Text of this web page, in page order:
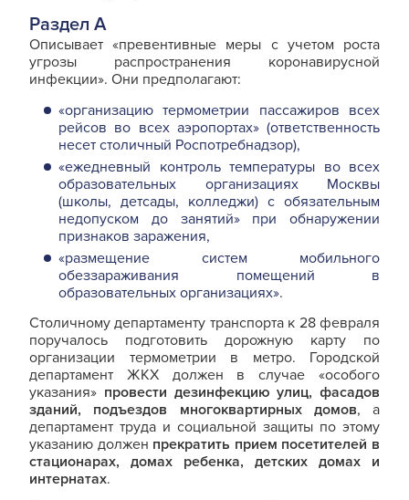
Раздел А
Описывает «превентивные меры с учетом роста
угрозы распространения коронавирусной
инфекции». Они предполагают:
«организацию термометрии пассажиров всех
рейсов во всех аэропортах» (ответственность
несет столичный Роспотребнадзор),
«ежедневный контроль температуры во всех
образовательных организациях Москвы
(школы, детсады, колледжи) с обязательным
недопуском до занятий» при обнаружении
признаков заражения,
«размещение систем мобильного
обеззараживания помещений в
образовательных организациях».
Столичному департаменту транспорта к 28 февраля
поручалось подготовить дорожную карту по
организации термометрии в метро. Городской
департамент ЖКХ должен в случае «особого
указания» провести дезинфекцию улиц, фасадов
зданий, подъездов многоквартирных домов, а
департамент труда и социальной защиты по этому
указанию должен прекратить прием посетителей в
стационарах, домах ребенка, детских домах и
интернатах.